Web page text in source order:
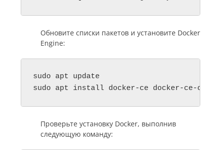
Обновите списки пакетов и установите Docker
Engine:
sudo apt update
sudo apt install docker-ce docker-ce-cli
Проверьте установку Docker, выполнив
следующую команду: